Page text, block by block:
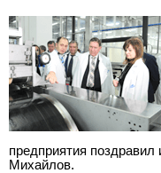
предприятия поздравил
Михайлов.